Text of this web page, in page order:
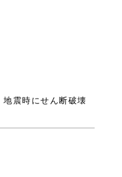
震時にせん断破壊